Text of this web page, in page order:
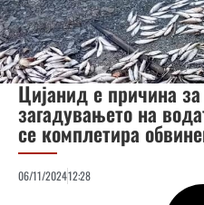
Цијанид е причина
загадувањето на
се комплетира
06/11/202412:28